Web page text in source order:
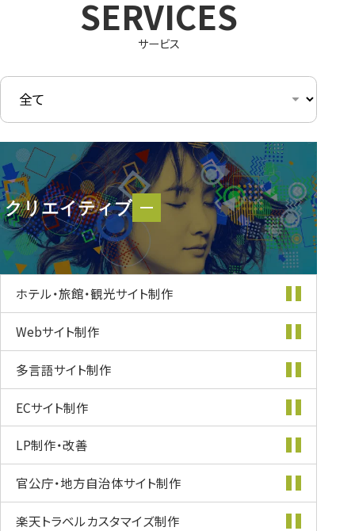
サービス
クリエイティブ
クリエイティブ
ホテル・旅館・観光サイト制作
Webサイト制作
多言語サイト制作
ECサイト制作
LP制作・改善
官公庁・地方自治体サイト制作
楽天トラベルカスタマイズ制作